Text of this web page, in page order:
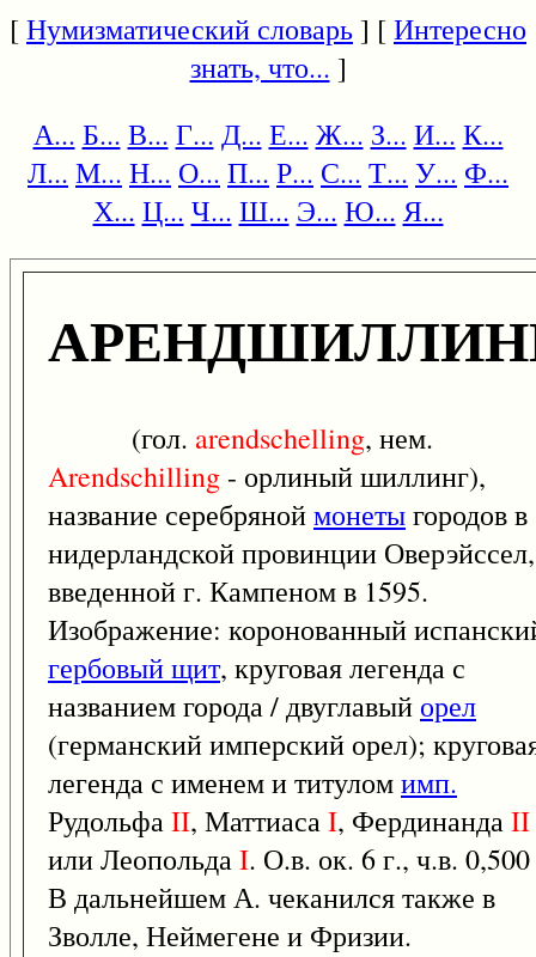
[Нумизматический словарь] [Интересно
знать, что... ]
А... Б... В... Г... Д... Е... Ж... З... И... К...
Л... М... Н... О... П... Р... С... Т... У... Ф...
Х... Ц... Ч... Ш... Э... Ю... Я...
(гол. arendschelling, нем.
Arendschilling - орлиный шиллинг),
название серебряноймонетыгородов в
нидерландской провинции Оверэйссел,
введенной г. Кампеном в 1595.
Изображение: коронованный
гербовый щит, круговая легенда с
названием города / двуглавый орел
(германский имперский орел);
легенда с именем и титуломимп.
РудольфаII, МаттиасаI, ФердинандаII
или ЛеопольдаI. О.в. ок. 6 г., ч.в. 0,500
В дальнейшем А. чеканился также в
Зволле, Неймегене и Фризии.